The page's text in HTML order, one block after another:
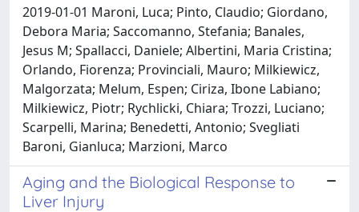
2019-01-01 Maroni, Luca; Pinto, Claudio; Giordano,
Debora Maria; Saccomanno, Stefania; Banales,
Jesus M; Spallacci, Daniele; Albertini, Maria Cristina;
Orlando, Fiorenza; Provinciali, Mauro; Milkiewicz,
Malgorzata; Melum, Espen; Ciriza, Ibone Labiano;
Milkiewicz, Piotr; Rychlicki, Chiara; Trozzi, Luciano;
Scarpelli, Marina; Benedetti, Antonio; Svegliati
Baroni, Gianluca; Marzioni, Marco
Aging and the Biological Response to
Liver Injury